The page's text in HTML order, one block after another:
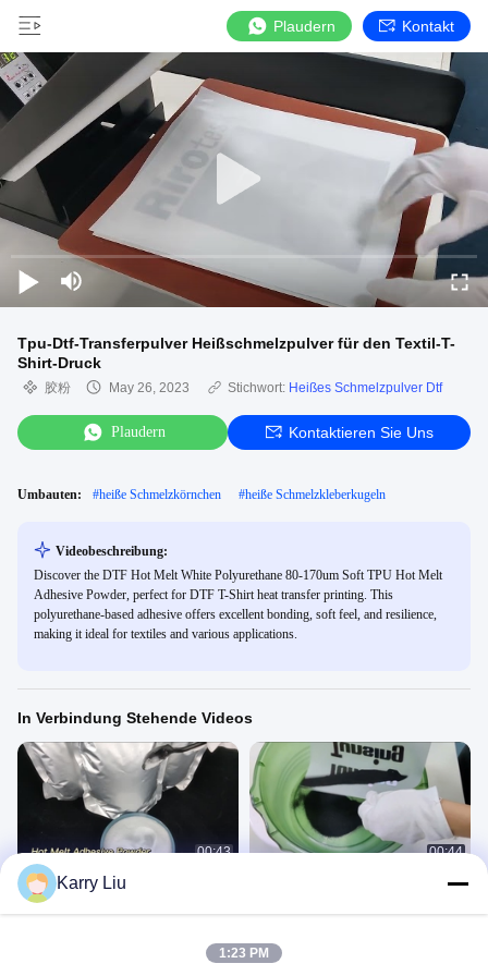
Plaudern Kontakt
Tpu-Dtf-Transferpulver Heißschmelzpulver für den Textil-T-
Shirt-Druck
胶粉 May 26, 2023 Stichwort: Heißes Schmelzpulver Dtf
Plaudern Kontaktieren Sie Uns
Umbauten: #heiße Schmelzkörnchen #heiße Schmelzkleberkugeln
Videobeschreibung:
Discover the DTF Hot Melt White Polyurethane 80-170um Soft TPU Hot Melt
Adhesive Powder, perfect for DTF T-Shirt heat transfer printing. This
polyurethane-based adhesive offers excellent bonding, soft feel, and resilience,
making it ideal for textiles and various applications.
In Verbindung Stehende Videos
00:43
1 kg DS220
胶粉
00:44
Karry Liu
1:23 PM